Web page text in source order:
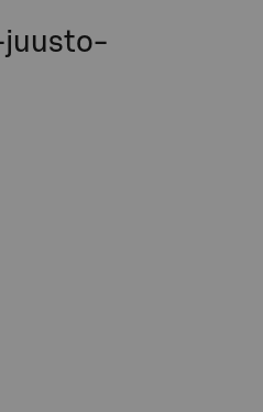
juusto-